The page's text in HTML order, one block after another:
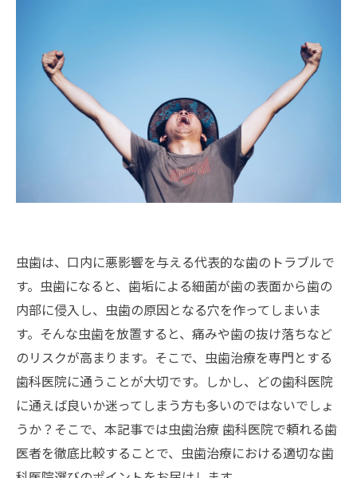
虫歯は、口内に悪影響を与える代表的な歯のトラブルで
す。虫歯になると、歯垢による細菌が歯の表面から歯の
内部に侵入し、虫歯の原因となる穴を作ってしまいま
す。そんな虫歯を放置すると、痛みや歯の抜け落ちなど
のリスクが高まります。そこで、虫歯治療を専門とする
歯科医院に通うことが大切です。しかし、どの歯科医院
に通えば良いか迷ってしまう方も多いのではないでしょ
うか？そこで、本記事では虫歯治療 歯科医院で頼れる歯
医者を徹底比較することで、虫歯治療における適切な歯